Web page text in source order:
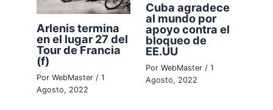
Arlenis termina
en el lugar 27 del
Tour de Francia
(f)
PorWebMaster/1
Agosto, 2022
Cuba agradece
al mundo por
apoyo contra el
bloqueo de
EE.UU
Por WebMaster / 1
Agosto, 2022